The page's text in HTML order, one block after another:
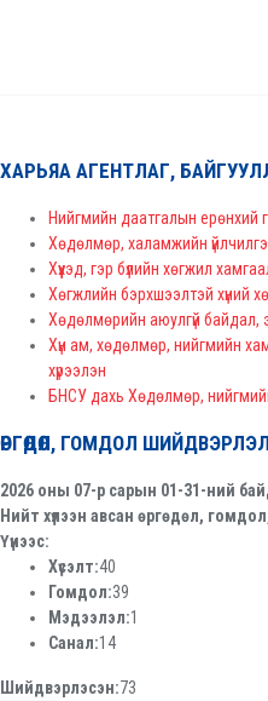
ХАРЬЯА АГЕНТЛАГ,
Нийгмийн даатгалын ерөнхий
Хөдөлмөр, халамжийн
Хүүхэд, гэр бүлийн хөгжил
Хөгжлийн бэрхшээлтэй хүний
Хөдөлмөрийн аюулгүй байдал,
Хүн ам, хөдөлмөр, нийгмийн
хүрээлэн
БНСУ дахь Хөдөлмөр,
ӨРГӨДӨЛ, ГОМДОЛ
2026 оны 07-р сарын 01-31-ний
Нийт хүлээн авсан өргөдөл,
Үүнээс:
Хүсэлт:40
Гомдол:39
Мэдээлэл:1
Санал:14
Шийдвэрлэсэн:73